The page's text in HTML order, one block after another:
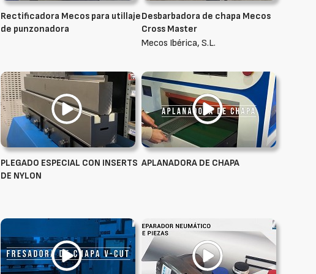
Rectificadora Mecos para utillaje
de punzonadora
Desbarbadora de chapa Mecos
Cross Master
Mecos Ibérica, S.L.
PLEGADO ESPECIAL CON INSERTS
DE NYLON
APLANADORA DE CHAPA